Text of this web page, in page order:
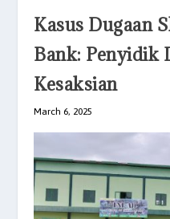
Kasus Dugaan
Bank: Penyidik
Kesaksian
March 6, 2025